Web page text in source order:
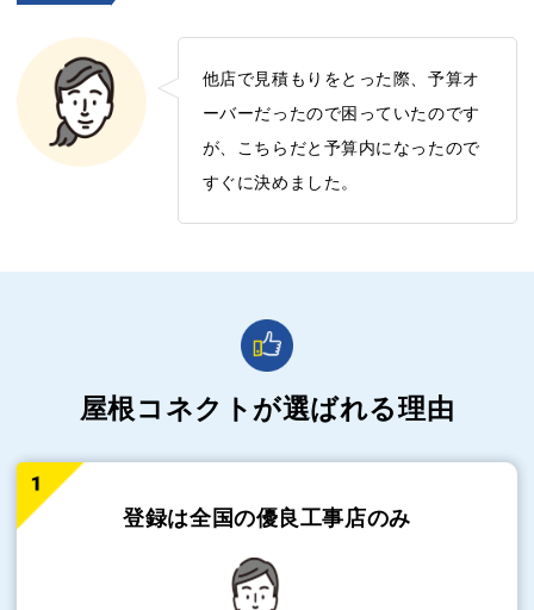
他店で見積もりをとった際、予算オ
ーバーだったので困っていたのです
が、こちらだと予算内になったので
すぐに決めました。
屋根コネクトが選ばれる理由
登録は全国の優良工事店のみ